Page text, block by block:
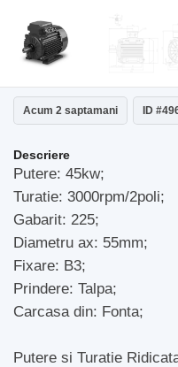
Acum 2 saptamani ID
Descriere
Putere: 45kw;
Turatie: 3000rpm/2poli;
Gabarit: 225;
Diametru ax: 55mm;
Fixare: B3;
Prindere: Talpa;
Carcasa din: Fonta;
Putere si Turatie